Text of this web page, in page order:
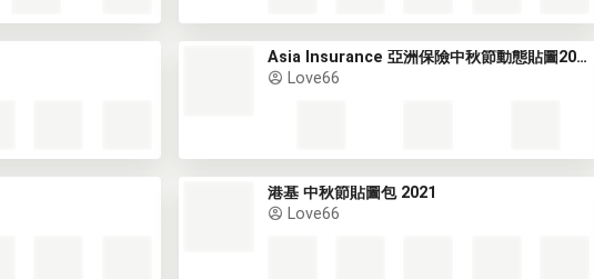
Asia Insurance 亞洲保險中秋節動態貼圖2022
Love66
港基 中秋節貼圖包 2021
Love66